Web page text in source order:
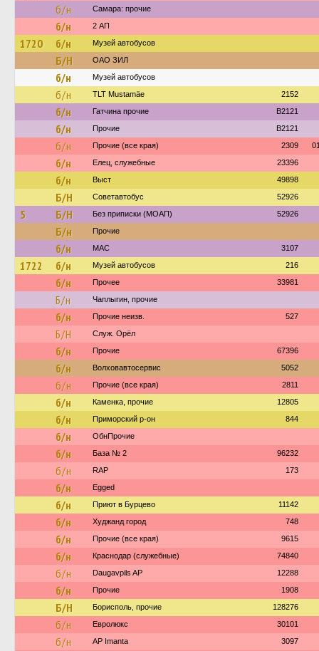
б/н Самара: прочие
б/н 2 АП
1720 б/н Музей автобусов
Б/Н ОАО ЗИЛ
б/н Музей автобусов
б/н TLT Mustamäe 2152
б/н Гатчина прочие B2121
б/н Прочие B2121
б/н Прочие (все края) 2309
б/н Елец, служебные 23396
б/н Выст 49898
Б/Н Советавтобус 52926
5 Б/Н Без приписки (МОАП) 52926
Б/н Прочие
б/н МАС 3107
1722 б/н Музей автобусов 216
б/н Прочее 33981
Б/н Чаплыгин, прочие
б/н Прочие неизв. 527
Б/Н Служ. Орёл
б/н Прочие 67396
б/н Волховавтосервис 5052
б/н Прочие (все края) 2811
б/н Каменка, прочие 12805
б/н Приморский р-он 844
б/н ОбнПрочие
б/н База № 2 96232
б/н RAP 173
б/н Egged
б/н Приют в Бурцево 11142
б/н Худжанд город 748
б/н Прочие (все края) 9615
б/н Краснодар (служебные) 74840
б/н Daugavpils AP 12288
б/н Прочие 1908
Б/Н Борисполь, прочие 128276
б/н Евролюкс 30101
б/н AP Imanta 3097